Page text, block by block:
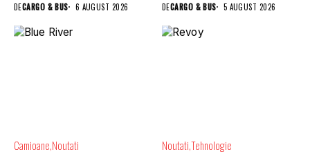
DECARGO & BUS 6 AUGUST 2026 DECARGO & BUS 5 AUGUST 2026
Camioane Noutati NoutatiTehnologie